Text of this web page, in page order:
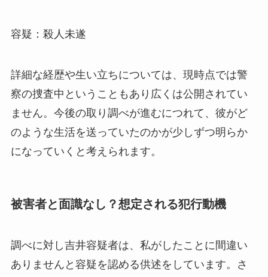
容疑：殺人未遂
詳細な経歴や生い立ちについては、現時点では警
察の捜査中ということもあり広くは公開されてい
ません。今後の取り調べが進むにつれて、彼がど
のような生活を送っていたのかが少しずつ明らか
になっていくと考えられます。
被害者と面識なし？想定される犯行動機
調べに対し吉井容疑者は、私がしたことに間違い
ありませんと容疑を認める供述をしています。さ